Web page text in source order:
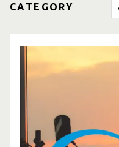
CATEGORY